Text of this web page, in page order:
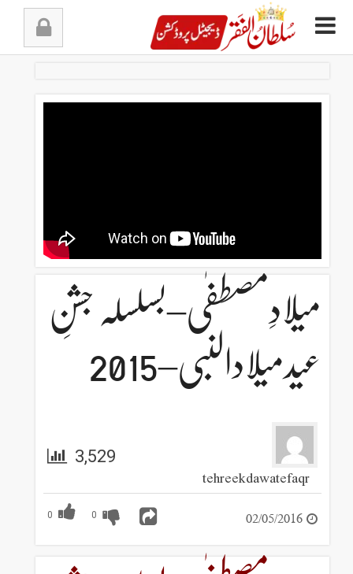
میلادِمصطفٰی–بسلسلہ جشنِ
عیدمیلادالنبی–2015
tehreekdawatefaqr
3,529
0 0 02/05/2016